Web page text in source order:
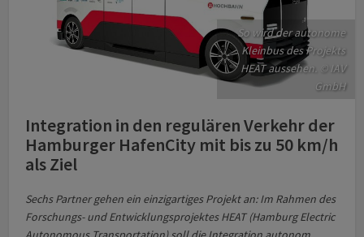
So wird der autonome
Kleinbus des Projekts
HEAT aussehen. © IAV
GmbH
Integration in den regulären Verkehr der
Hamburger HafenCity mit bis zu 50 km/h
als Ziel
Sechs Partner gehen ein einzigartiges Projekt an: Im Rahmen des
Forschungs- und Entwicklungsprojektes HEAT (Hamburg Electric